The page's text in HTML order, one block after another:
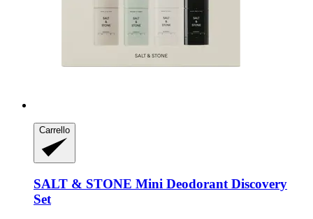
Carrello
SALT & STONE Mini Deodorant Discovery
Set